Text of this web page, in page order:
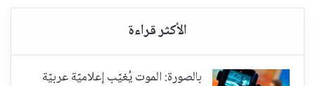
بالصورة: الموت يُغيّب إعلاميّة عربيّة